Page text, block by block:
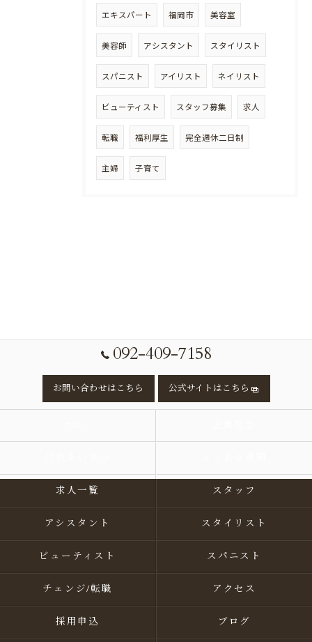
エキスパート 福岡市 美容室
美容師 アシスタント スタイリスト
スパニスト アイリスト ネイリスト
ビューティスト スタッフ募集 求人
転職 福利厚生 完全週休二日制
主婦 子育て
092-409-7158
お問い合わせはこちら 公式サイトはこちら
求人一覧 スタッフ
アシスタント スタイリスト
ビューティスト スパニスト
チェンジ/転職 アクセス
採用申込 ブログ